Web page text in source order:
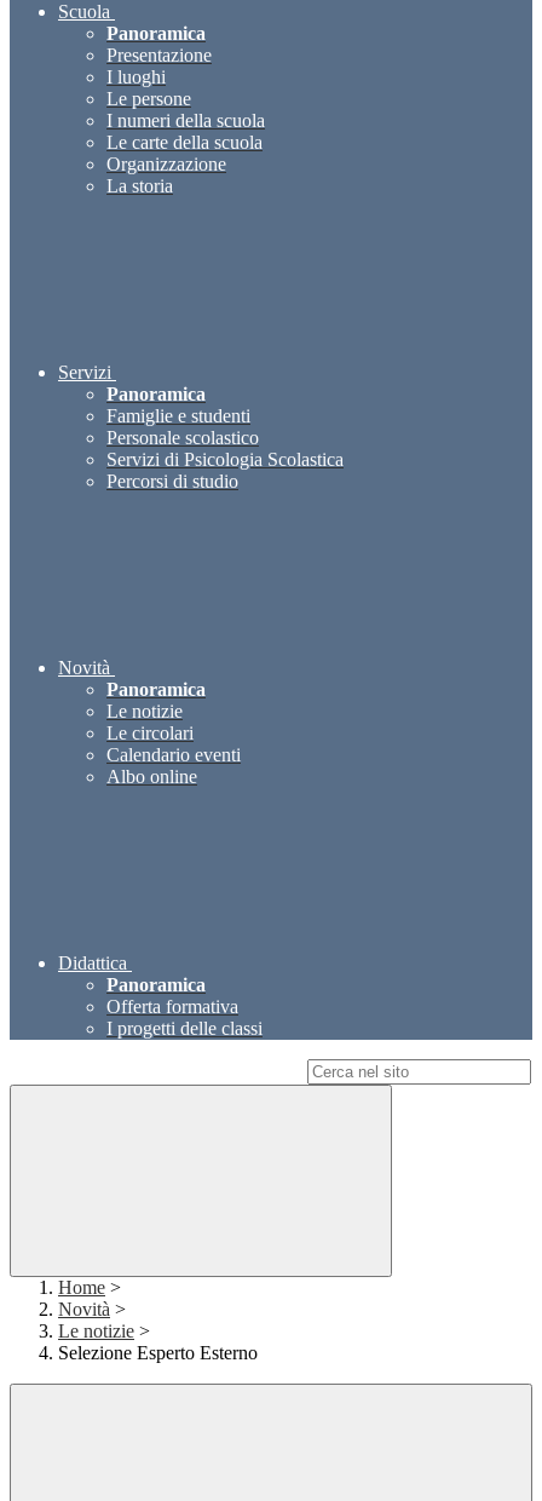
Scuola
Panoramica
Presentazione
I luoghi
Le persone
I numeri della scuola
Le carte della scuola
Organizzazione
La storia
Servizi
Panoramica
Famiglie e studenti
Personale scolastico
Servizi di Psicologia Scolastica
Percorsi di studio
Novità
Panoramica
Le notizie
Le circolari
Calendario eventi
Albo online
Didattica
Panoramica
Offerta formativa
I progetti delle classi
Home >
Novità >
Le notizie >
Selezione Esperto Esterno